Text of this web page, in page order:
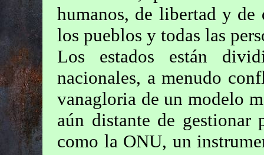
humanos, de libertad y de
los pueblos y todas las
Los estados están
nacionales, a menudo
vanagloria de un modelo
aún distante de gestionar
como la ONU, un